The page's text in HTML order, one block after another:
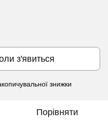
з'явиться
знижки
Порівняти